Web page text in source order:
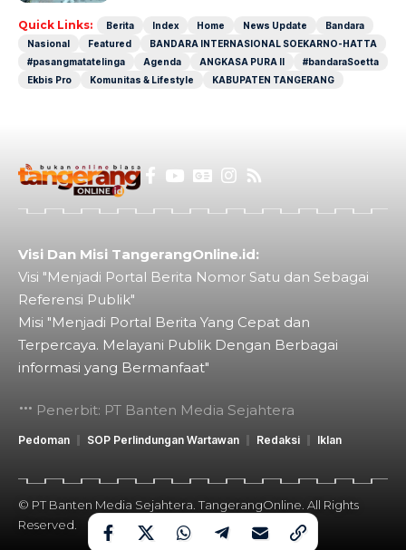
Quick Links: Berita Index Home News Update
Bandara
Nasional
Featured
BANDARA INTERNASIONAL SOEKARNO-HATTA
#pasangmatatelinga
Agenda ANGKASA PURA II
#bandaraSoetta
Ekbis Pro
Komunitas & Lifestyle KABUPATEN TANGERANG
Visi Dan Misi TangerangOnline.id:
Visi "Menjadi Portal Berita Nomor Satu dan Sebagai
Referensi Publik"
Misi "Menjadi Portal Berita Yang Cepat dan
Terpercaya. Melayani Publik Dengan Berbagai
informasi yang Bermanfaat"
Penerbit: PT Banten Media Sejahtera
Pedoman SOP Perlindungan Wartawan Redaksi Iklan
© PT Banten Media Sejahtera. TangerangOnline. All Rights
Reserved.